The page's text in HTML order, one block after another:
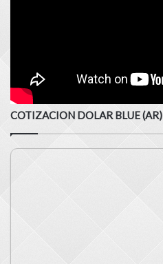
COTIZACION DOLAR BLUE (AR)